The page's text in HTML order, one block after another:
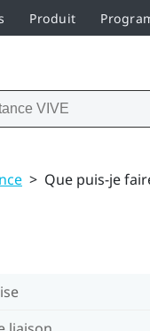
Produit
> Que puis-je